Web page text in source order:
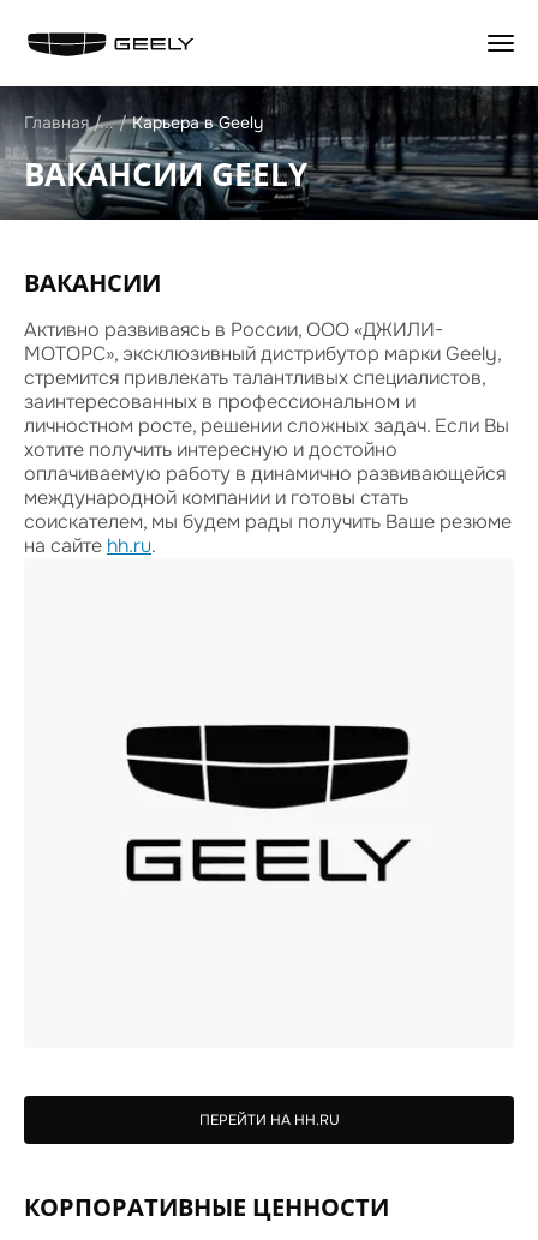
НАЗАД
GEELY EX5 Гибрид
НОВЫЙ COOLRAY
CITYRAY
MONJARO
GEELY EX5
НАЗАД
КОНФИГУРАТОР
ТЕСТ-ДРАЙВ
СПЕЦПРЕДЛОЖЕНИЯ
ЗАРЯДНЫЕ УСТРОЙСТВА
ПОЛУЧИТЬ ПРЕДЛОЖЕНИЕ
ВОПРОС-ОТВЕТ
АВТОКРЕДИТ
GEELY СТРАХОВАНИЕ
РАСЧЕТ КАСКО
GEELY ЛИЗИНГ
КОРПОРАТИВНЫМ КЛИЕНТАМ
НАЗАД
ЦЕННОСТИ СЕРВИСА GEELY
ЗАПИСАТЬСЯ НА СЕРВИС
КАЛЬКУЛЯТОР ТО
СПЕЦПРЕДЛОЖЕНИЯ
МАСЛА И ТЕХ. ЖИДКОСТИ
ГАРАНТИЯ
ПОМОЩЬ НА ДОРОГАХ
КЛИЕНТСКАЯ ПОДДЕРЖКА
GEELY БОКС
GEELY ЛИНК
НАЗАД
ИСТОРИЯ КОМПАНИИ
БРЕНД GEELY
ИННОВАЦИИ
ДИЛЕРСКАЯ СЕТЬ
СТАТЬ ДИЛЕРОМ
КОНТАКТЫ
КАРЬЕРА В GEELY
СОЦИАЛЬНЫЕ СЕТИ
ПРЯМЫЕ ТРАНСЛЯЦИИ
НОВОСТИ
БЛОГ
Главная Карьера в Geely
ВАКАНСИИ GEELY
ВАКАНСИИ
Активно развиваясь в России, ООО «ДЖИЛИ-
МОТОРС», эксклюзивный дистрибутор марки Geely,
стремится привлекать талантливых специалистов,
заинтересованных в профессиональном и
личностном росте, решении сложных задач. Если Вы
хотите получить интересную и достойно
оплачиваемую работу в динамично развивающейся
международной компании и готовы стать
соискателем, мы будем рады получить Ваше резюме
на сайте hh.ru.
ПЕРЕЙТИ НА HH.RU
КОРПОРАТИВНЫЕ ЦЕННОСТИ